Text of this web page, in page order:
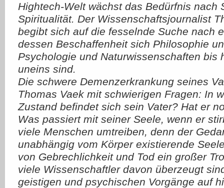
Hightech-Welt wächst das Bedürfnis nach
Spiritualität. Der Wissenschaftsjournalist
begibt sich auf die fesselnde Suche nach
dessen Beschaffenheit sich Philosophie
Psychologie und Naturwissenschaften bis
uneins sind.
Die schwere Demenzerkrankung seines
Thomas Vaek mit schwierigen Fragen: In
Zustand befindet sich sein Vater? Hat er
Was passiert mit seiner Seele, wenn er
viele Menschen umtreiben, denn der
unabhängig vom Körper existierende
von Gebrechlichkeit und Tod ein großer
viele Wissenschaftler davon überzeugt
geistigen und psychischen Vorgänge auf